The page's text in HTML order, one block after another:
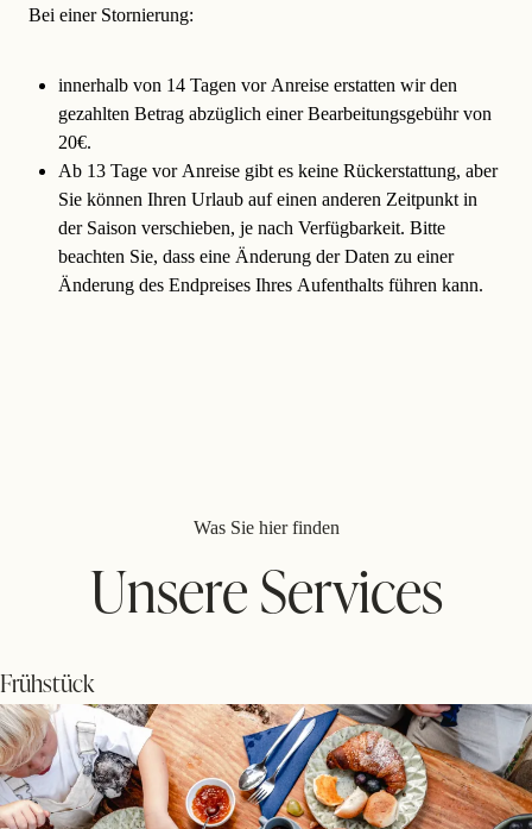
Bei einer Stornierung:
innerhalb von 14 Tagen vor Anreise erstatten wir den
gezahlten Betrag abzüglich einer Bearbeitungsgebühr von
20€.
Ab 13 Tage vor Anreise gibt es keine Rückerstattung, aber
Sie können Ihren Urlaub auf einen anderen Zeitpunkt in
der Saison verschieben, je nach Verfügbarkeit. Bitte
beachten Sie, dass eine Änderung der Daten zu einer
Änderung des Endpreises Ihres Aufenthalts führen kann.
Was Sie hier finden
Unsere Services
Frühstück